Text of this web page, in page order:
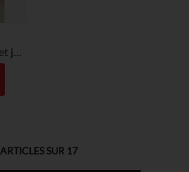
ARTICLES SUR 17